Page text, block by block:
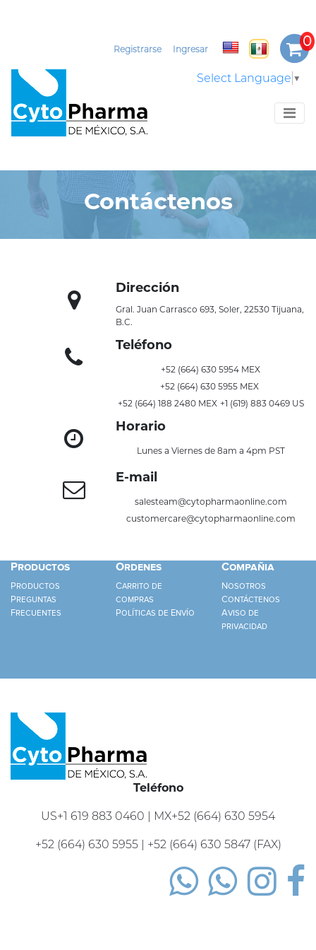
Registrarse Ingresar
Select Language ▼
Contáctenos
Dirección
Gral. Juan Carrasco 693, Soler, 22530 Tijuana,
B.C.
Teléfono
+52 (664) 630 5954 MEX
+52 (664) 630 5955 MEX
+52 (664) 188 2480 MEX +1 (619) 883 0469 US
Horario
Lunes a Viernes de 8am a 4pm PST
E-mail
salesteam@cytopharmaonline.com
customercare@cytopharmaonline.com
Productos
Productos
Preguntas
Frecuentes
Ordenes
Carrito de
compras
Políticas de Envío
Compañia
Nosotros
Contáctenos
Aviso de
privacidad
Teléfono
US+1 619 883 0460 | MX+52 (664) 630 5954
+52 (664) 630 5955 | +52 (664) 630 5847 (FAX)